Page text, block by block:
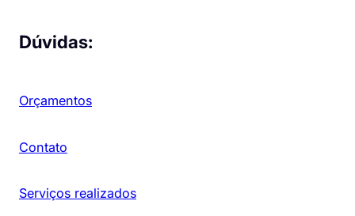
Dúvidas:
Orçamentos
Contato
Serviços realizados